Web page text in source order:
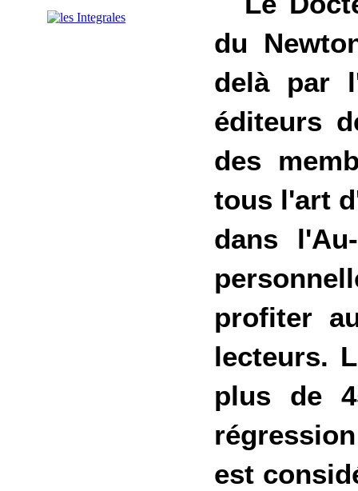
du
delà par
éditeurs
des
tous l'art
dans
profiter
lecteurs.
plus de
est